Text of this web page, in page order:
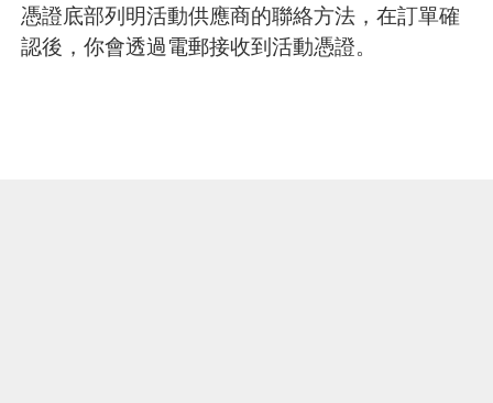
憑證底部列明活動供應商的聯絡方法，在訂單確
認後，你會透過電郵接收到活動憑證。